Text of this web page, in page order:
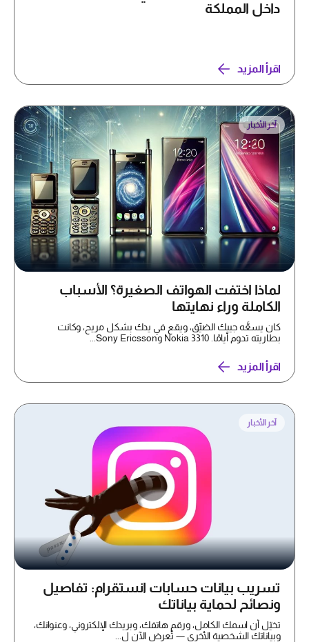
داخل المملكة
اقرأ المزيد
آخر الأخبار
لماذا اختفت الهواتف الصغيرة؟ الأسباب
الكاملة وراء نهايتها
كان يسعُّه جيبك الضيِّق، ويقع في يدك بشكل مريح، وكانت
بطاريته تدوم أيامًا. Nokia 3310 وSony Ericsson...
اقرأ المزيد
آخر الأخبار
تسريب بيانات حسابات انستقرام: تفاصيل
ونصائح لحماية بياناتك
تخيّل أن اسمك الكامل، ورقم هاتفك، وبريدك الإلكتروني، وعنوانك،
وبياناتك الشخصية الأخرى — تُعرض الآن ل...